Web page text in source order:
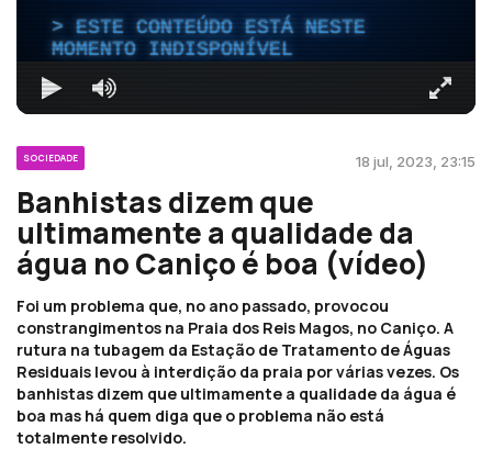
ESTE CONTEÚDO ESTÁ NESTE
MOMENTO INDISPONÍVEL
SOCIEDADE 18 jul, 2023, 23:15
Banhistas dizem que
ultimamente a qualidade da
água no Caniço é boa (vídeo)
Foi um problema que, no ano passado, provocou
constrangimentos na Praia dos Reis Magos, no Caniço. A
rutura na tubagem da Estação de Tratamento de Águas
Residuais levou à interdição da praia por várias vezes. Os
banhistas dizem que ultimamente a qualidade da água é
boa mas há quem diga que o problema não está
totalmente resolvido.